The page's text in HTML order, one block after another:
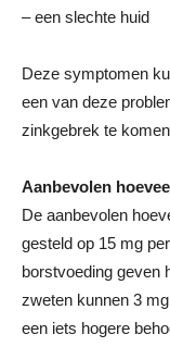
– een slechte huid
Deze symptomen
een van deze
zinkgebrek te
Aanbevolen
De aanbevolen
gesteld op 15 mg
borstvoeding geven
zweten kunnen 3
een iets hogere